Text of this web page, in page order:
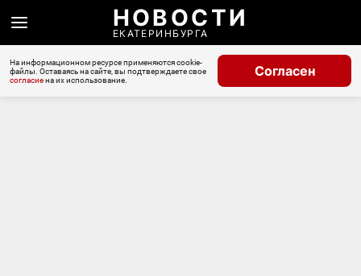
НОВОСТИ
ЕКАТЕРИНБУРГА
На информационном ресурсе применяются cookie-
файлы. Оставаясь на сайте, вы подтверждаете свое
согласиена их использование.
Согласен